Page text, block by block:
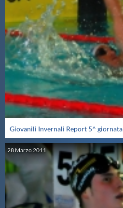
Giovanili Invernali Report 5^ giornata
28 Marzo2011